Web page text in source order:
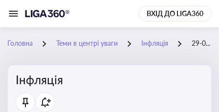
ВХІД ДО LIGA360
Головна Теми в центрі уваги Інфляція 29-04-2026
Інфляція